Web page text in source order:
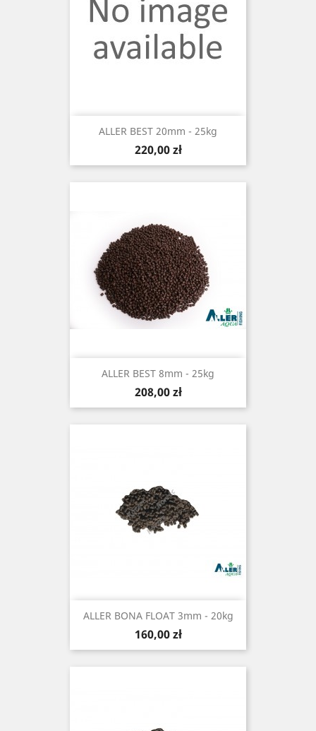
ALLER BEST 20mm - 25kg
Cena
220,00 zł
ALLER BEST 8mm - 25kg
Cena
208,00 zł
ALLER BONA FLOAT 3mm - 20kg
Cena
160,00 zł